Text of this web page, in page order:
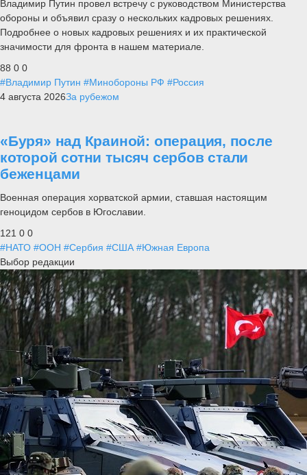
Владимир Путин провел встречу с руководством Министерства
обороны и объявил сразу о нескольких кадровых решениях.
Подробнее о новых кадровых решениях и их практической
значимости для фронта в нашем материале.
88 0 0
#Владимир Путин #Минобороны РФ #Россия
4 августа 2026За рубежом
«Буря» над Краиной: операция, после
которой сотни тысяч сербов стали
беженцами
Военная операция хорватской армии, ставшая настоящим
геноцидом сербов в Югославии.
121 0 0
#НАТО #ООН #Сербия #США #Южная Европа
Выбор редакции